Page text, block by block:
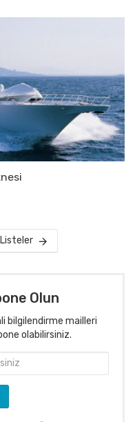
Olun
bilgilendirme mailleri
olabilirsiniz.